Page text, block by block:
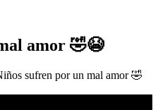
amor 🤣😭
sufren por un mal amor 🤣